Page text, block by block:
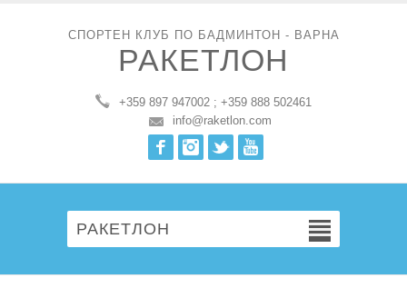
СПОРТЕН КЛУБ ПО БАДМИНТОН - ВАРНА
РАКЕТЛОН
+359 897 947002 ; +359 888 502461
info@raketlon.com
FacebookInstagram
Twitter
РАКЕТЛОН